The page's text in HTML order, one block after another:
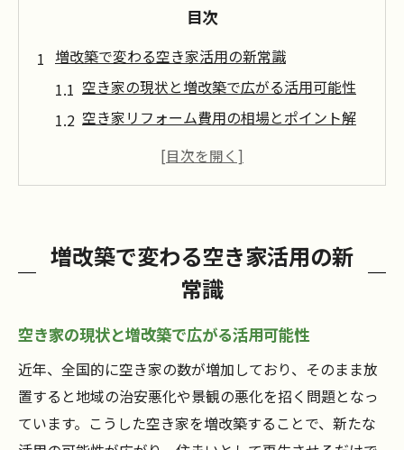
目次
増改築で変わる空き家活用の新常識
空き家の現状と増改築で広がる活用可能性
空き家リフォーム費用の相場とポイント解
秘訣
空き家を活かす増改築のデメリットと対策
空き家再生に補助金を活用する賢い方法
空き家リフォーム補助金の最新活用術を解
説
空き家リノベーションと国の補助金制度の
増改築で変わる空き家活用の新
常識
空き家の現状と増改築で広がる活用可能性
近年、全国的に空き家の数が増加しており、そのまま放
置すると地域の治安悪化や景観の悪化を招く問題となっ
ています。こうした空き家を増改築することで、新たな